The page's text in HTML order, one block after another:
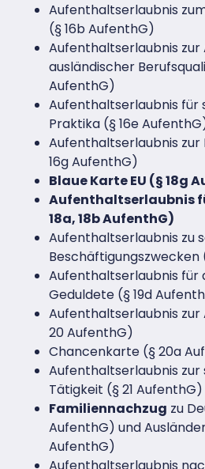
Aufenthaltserlaubnis
(§ 16b AufenthG)
Aufenthaltserlaubnis zur
ausländischer
AufenthG)
Aufenthaltserlaubnis für
Praktika (§ 16e
Aufenthaltserlaubnis zur
16g AufenthG)
Blaue Karte EU (§ 18g
Aufenthaltserlaubnis
18a, 18b AufenthG)
Aufenthaltserlaubnis zu
Beschäftigungszwecken
Aufenthaltserlaubnis für
Geduldete (§ 19d
Aufenthaltserlaubnis
20 AufenthG)
Chancenkarte (§ 20a
Aufenthaltserlaubnis
Tätigkeit (§ 21 AufenthG)
Familiennachzug zu
AufenthG) und
AufenthG)